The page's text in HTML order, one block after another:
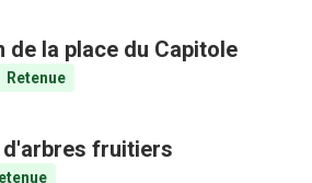
de la place du Capitole
Retenue
d'arbres fruitiers